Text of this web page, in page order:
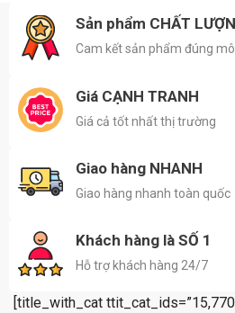
Sản phẩm CHẤT
Cam kết sản phẩm đúng
Giá CẠNH TRANH
Giá cả tốt nhất thị trường
Giao hàng NHANH
Giao hàng nhanh toàn quốc
Khách hàng là SỐ 1
Hỗ trợ khách hàng 24/7
[title_with_cat